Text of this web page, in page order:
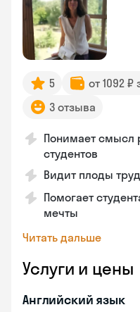
5 от 1092 ₽
3 отзыва
Понимает смысл
студентов
Видит плоды
Помогает
мечты
Читать дальше
Услуги и цены
Английский язык